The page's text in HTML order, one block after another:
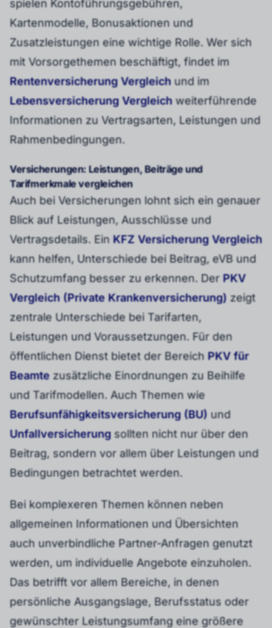
spielen Kontoführungsgebühren,
Kartenmodelle, Bonusaktionen und
Zusatzleistungen eine wichtige Rolle. Wer sich
mit Vorsorgethemen beschäftigt, findet im
Rentenversicherung Vergleich und im
Lebensversicherung Vergleich weiterführende
Informationen zu Vertragsarten, Leistungen und
Rahmenbedingungen.
Versicherungen: Leistungen, Beiträge und
Tarifmerkmale vergleichen
Auch bei Versicherungen lohnt sich ein genauer
Blick auf Leistungen, Ausschlüsse und
Vertragsdetails. Ein KFZ Versicherung Vergleich
kann helfen, Unterschiede bei Beitrag, eVB und
Schutzumfang besser zu erkennen. Der PKV
Vergleich (Private Krankenversicherung) zeigt
zentrale Unterschiede bei Tarifarten,
Leistungen und Voraussetzungen. Für den
öffentlichen Dienst bietet der Bereich PKV für
Beamte zusätzliche Einordnungen zu Beihilfe
und Tarifmodellen. Auch Themen wie
Berufsunfähigkeitsversicherung (BU) und
Unfallversicherung sollten nicht nur über den
Beitrag, sondern vor allem über Leistungen und
Bedingungen betrachtet werden.
Bei komplexeren Themen können neben
allgemeinen Informationen und Übersichten
auch unverbindliche Partner-Anfragen genutzt
werden, um individuelle Angebote einzuholen.
Das betrifft vor allem Bereiche, in denen
persönliche Ausgangslage, Berufsstatus oder
gewünschter Leistungsumfang eine größere